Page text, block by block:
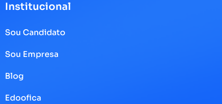
Institucional
Sou Candidato
Sou Empresa
Blog
Edoofica